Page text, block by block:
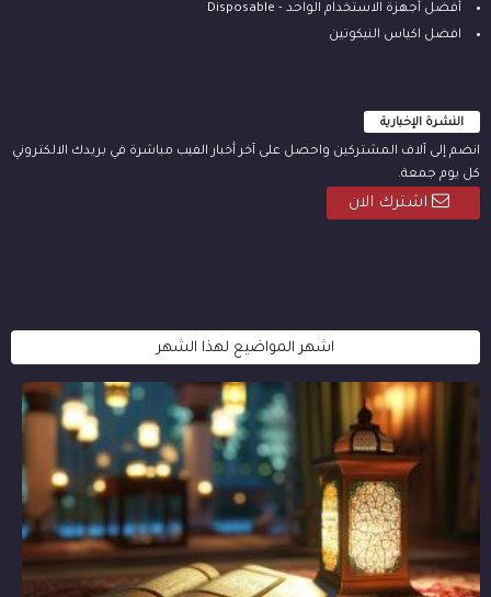
أفضل أجهزة الاستخدام الواحد - Disposable
افضل اكياس النيكوتين
النشرة الإخبارية
انضم إلى آلاف المشتركين واحصل على آخر أخبار الفيب مباشرة في بريدك الالكتروني
كل يوم جمعة.
اشترك الان
اشهر المواضيع لهذا الشهر